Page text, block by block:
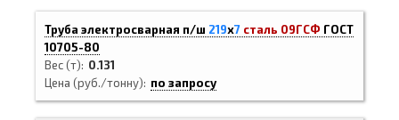
Труба электросварная п/ш 219х7 сталь 09ГСФ ГОСТ
10705-80
Вес (т)
0.131
Цена (руб./тонну)
по запросу